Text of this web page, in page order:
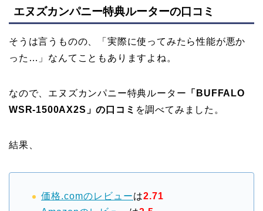
エヌズカンパニー特典ルーターの口コミ
そうは言うものの、「実際に使ってみたら性能が悪か
った…」なんてこともありますよね。
なので、エヌズカンパニー特典ルーター 「BUFFALO
WSR-1500AX2S」の口コミ を調べてみました。
結果、
価格.comのレビューは2.71